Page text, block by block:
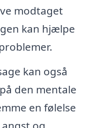
modtaget
kan hjælpe
kan også
den mentale
en følelse